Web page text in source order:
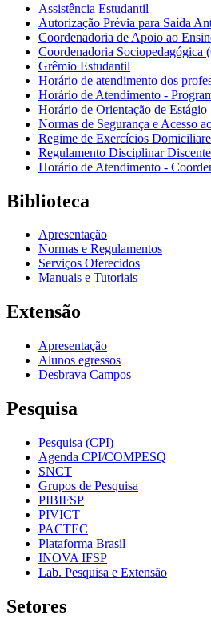
Assistência Estudantil
Autorização Prévia para Saída
Coordenadoria de Apoio ao
Coordenadoria Sociopedagógica
Grêmio Estudantil
Horário de atendimento dos
Horário de Atendimento -
Horário de Orientação de Estágio
Normas de Segurança e Acesso
Regime de Exercícios
Regulamento Disciplinar Discente
Horário de Atendimento -
Biblioteca
Apresentação
Normas e Regulamentos
Serviços Oferecidos
Manuais e Tutoriais
Extensão
Apresentação
Alunos egressos
Desbrava Campos
Pesquisa
Pesquisa (CPI)
Agenda CPI/COMPESQ
SNCT
Grupos de Pesquisa
PIBIFSP
PIVICT
PACTEC
Plataforma Brasil
INOVA IFSP
Lab. Pesquisa e Extensão
Setores